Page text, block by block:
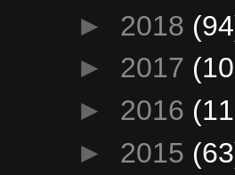
► 2018
► 2017
► 2016
► 2015